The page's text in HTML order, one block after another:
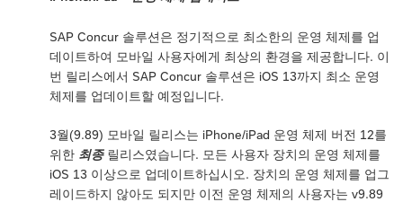
SAP Concur 솔루션은 정기적으로 최소한의 운영 체제를 업
데이트하여 모바일 사용자에게 최상의 환경을 제공합니다. 이
번 릴리스에서 SAP Concur 솔루션은 iOS 13까지 최소 운영
체제를 업데이트할 예정입니다.
3월(9.89) 모바일 릴리스는 iPhone/iPad 운영 체제 버전 12를
위한 최종릴리스였습니다. 모든 사용자 장치의 운영 체제를
iOS 13 이상으로 업데이트하십시오. 장치의 운영 체제를 업그
레이드하지 않아도 되지만 이전 운영 체제의 사용자는 v9.89